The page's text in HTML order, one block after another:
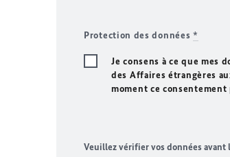
Protection des données*
Je consens à ce que mes
des Affaires étrangères
moment ce
Veuillez vérifier vos données avant